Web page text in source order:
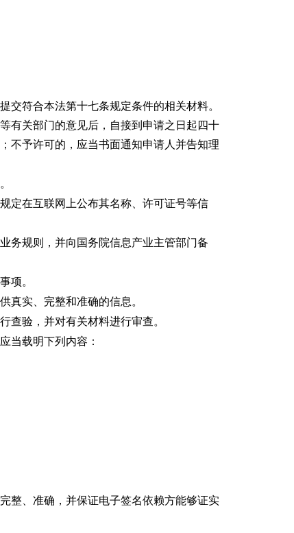
交符合本法第十七条规定条件的相关材料。
有关部门的意见后，自接到申请之日起四十
不予许可的，应当书面通知申请人并告知理
定在互联网上公布其名称、许可证号等信
务规则，并向国务院信息产业主管部门备
项。
真实、完整和准确的信息。
查验，并对有关材料进行审查。
当载明下列内容：
整、准确，并保证电子签名依赖方能够证实